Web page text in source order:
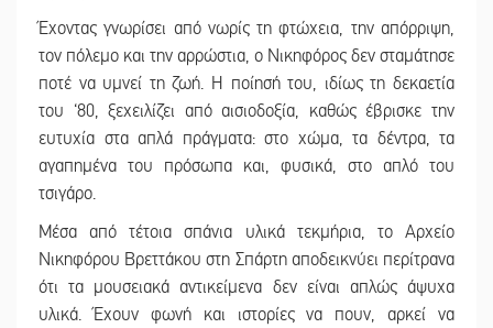
Έχοντας γνωρίσει από νωρίς τη φτώχεια, την απόρριψη,
τον πόλεμο και την αρρώστια, ο Νικηφόρος δεν σταμάτησε
ποτέ να υμνεί τη ζωή. Η ποίησή του, ιδίως τη δεκαετία
του ‘80, ξεχειλίζει από αισιοδοξία, καθώς έβρισκε την
ευτυχία στα απλά πράγματα: στο χώμα, τα δέντρα, τα
αγαπημένα του πρόσωπα και, φυσικά, στο απλό του
τσιγάρο.
Μέσα από τέτοια σπάνια υλικά τεκμήρια, το Αρχείο
Νικηφόρου Βρεττάκου στη Σπάρτη αποδεικνύει περίτρανα
ότι τα μουσειακά αντικείμενα δεν είναι απλώς άψυχα
υλικά. Έχουν φωνή και ιστορίες να πουν, αρκεί να